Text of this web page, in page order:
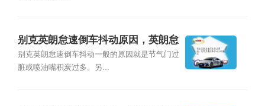
别克英朗怠速倒车抖动原因，英朗怠
速倒车抖动如何解决
别克英朗怠速倒车抖动一般的原因就是节气门过
脏或喷油嘴积炭过多。另...